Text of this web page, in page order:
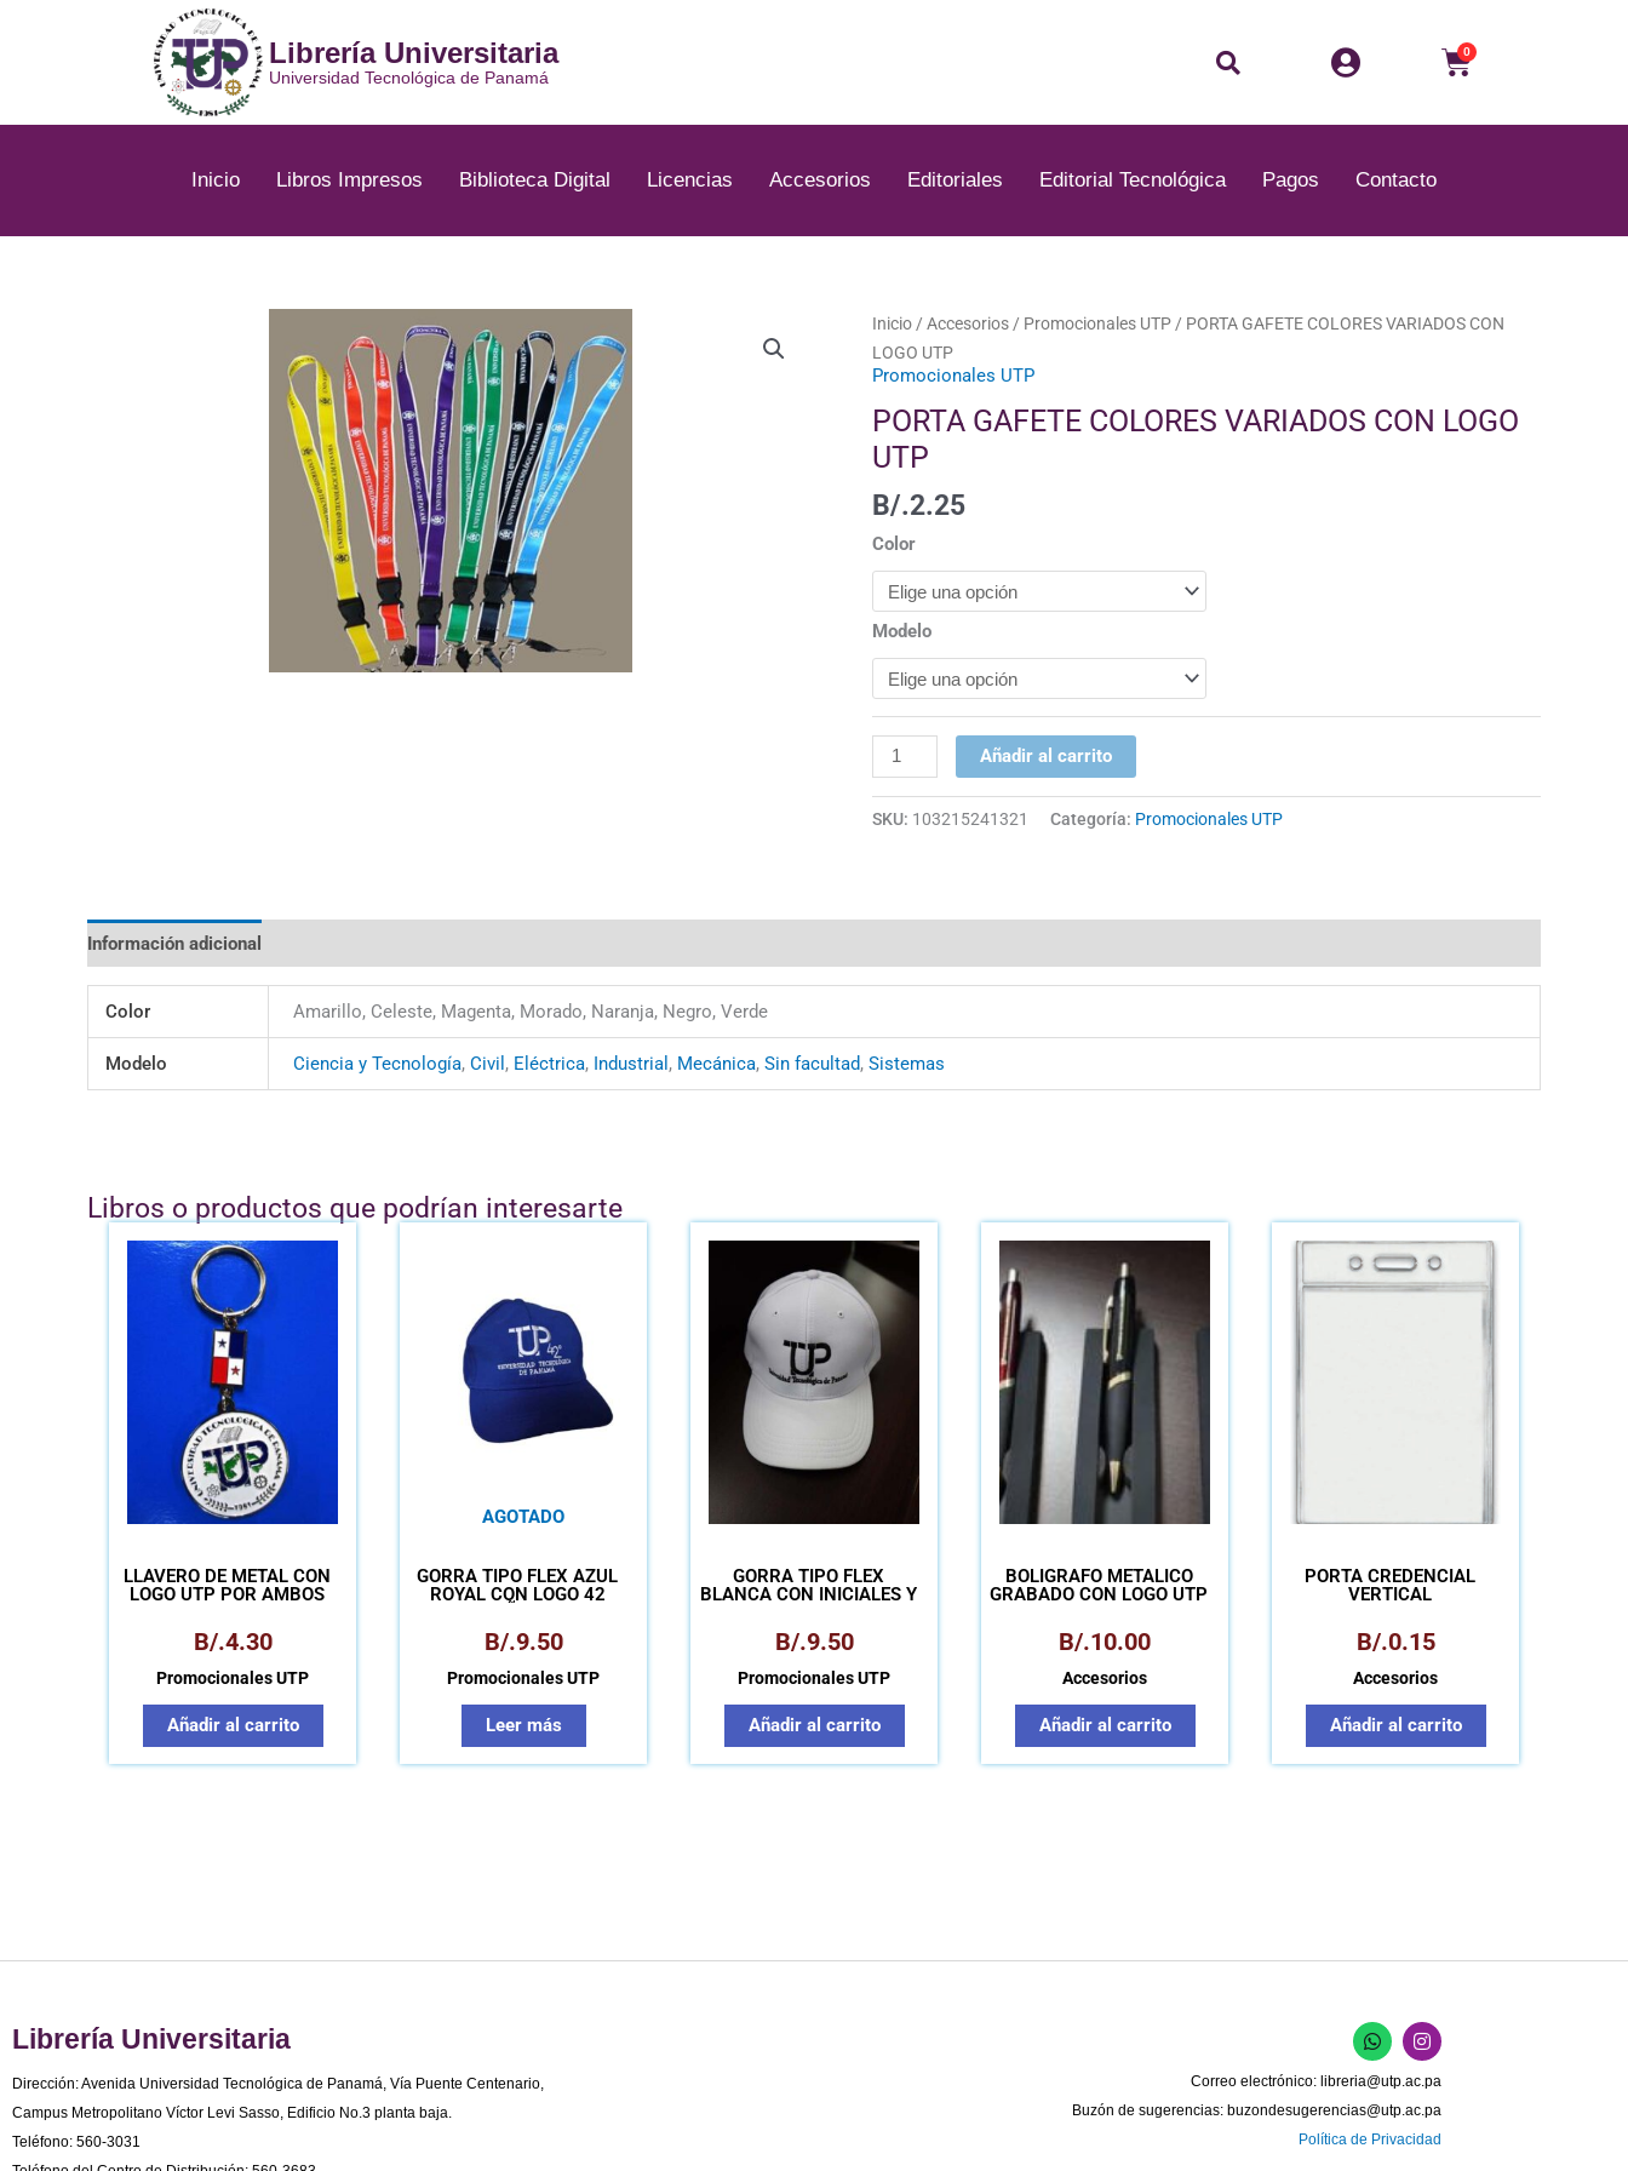
Librería Universitaria
Universidad Tecnológica de Panamá Buscar 0
Carrito
Inicio Libros Impresos Biblioteca Digital Licencias Accesorios Editoriales Editorial Tecnológica Pagos Contacto
Inicio / Accesorios / Promocionales UTP / PORTA GAFETE COLORES VARIADOS CON
LOGO UTP
Promocionales UTP
PORTA GAFETE COLORES VARIADOS CON LOGO
UTP
B/.2.25
Color
Modelo
PORTA
GAFETE
COLORES
VARIADOS
CON
LOGO
UTP
Añadir al carrito
SKU: 103215241321 Categoría: Promocionales UTP
Información adicional
Color Amarillo, Celeste, Magenta, Morado, Naranja, Negro, Verde
Modelo Ciencia y Tecnología,Civil , Eléctrica, Industrial , Mecánica,Sin facultad,Sistemas
Libros o productos que podrían interesarte
LLAVERO DE METAL CON
LOGO UTP POR AMBOS
B/.4.30
Promocionales UTP
Añadir al carrito
AGOTADO
GORRA TIPO FLEX AZUL
ROYAL CON LOGO 42
B/.9.50
Promocionales UTP
Leer más
GORRA TIPO FLEX
BLANCA CON INICIALES Y
B/.9.50
Promocionales UTP
Añadir al carrito
BOLÍGRAFO METALICO
GRABADO CON LOGO UTP
B/.10.00
Accesorios
Añadir al carrito
PORTA CREDENCIAL
VERTICAL
B/.0.15
Accesorios
Añadir al carrito
Librería Universitaria
Dirección: Avenida Universidad Tecnológica de Panamá, Vía Puente Centenario,
Campus Metropolitano Víctor Levi Sasso, Edificio No.3 planta baja.
Teléfono: 560-3031
W
h
t
s
p
I
n
t
a
r
Correo electrónico: libreria@utp.ac.pa
Buzón de sugerencias: buzondesugerencias@utp.ac.pa
Política de Privacidad